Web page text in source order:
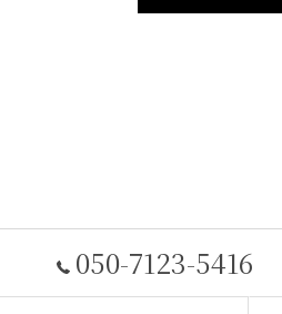
050-7123-5416